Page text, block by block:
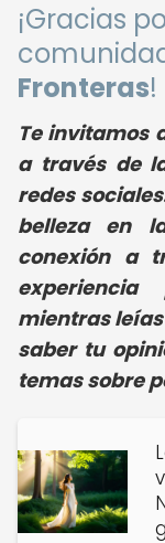
¡Gracias
Fronteras!
Te invitamos
a través de
redes
belleza en
conexión a
mientras
saber tu
temas sobre